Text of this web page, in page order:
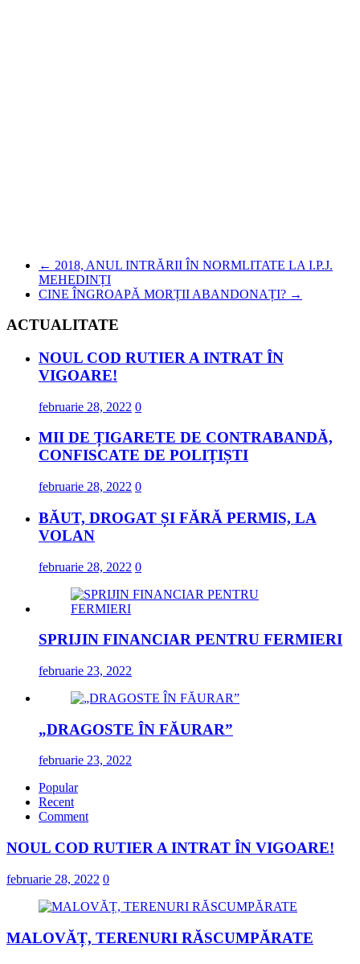
← 2018, ANUL INTRĂRII ÎN NORMLITATE LA I.P.J.
MEHEDINȚI
CINE ÎNGROAPĂ MORȚII ABANDONAȚI? →
ACTUALITATE
NOUL COD RUTIER A INTRAT ÎN
VIGOARE!
februarie 28, 2022 0
MII DE ȚIGARETE DE CONTRABANDĂ,
CONFISCATE DE POLIȚIȘTI
februarie 28, 2022 0
BĂUT, DROGAT ȘI FĂRĂ PERMIS, LA
VOLAN
februarie 28, 2022 0
SPRIJIN FINANCIAR PENTRU FERMIERI
februarie 23, 2022
„DRAGOSTE ÎN FĂURAR”
februarie 23, 2022
Popular
Recent
Comment
NOUL COD RUTIER A INTRAT ÎN VIGOARE!
februarie 28, 2022 0
MALOVĂȚ, TERENURI RĂSCUMPĂRATE